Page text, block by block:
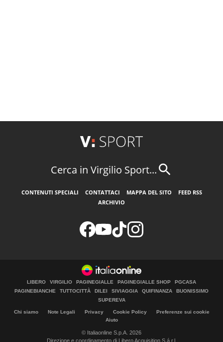
Cerca in Virgilio Sport...
CONTENUTI SPECIALI CONTATTACI MAPPA DEL SITO
FEED RSS
ARCHIVIO
LIBERO VIRGILIO PAGINEGIALLE PAGINEGIALLE SHOP
PGCASA
PAGINEBIANCHE
TUTTOCITTÀ DILEI SIVIAGGIA QUIFINANZA
BUONISSIMO
SUPEREVA
Chi siamo Note Legali Privacy Cookie Policy
Preferenze sui cookie
Aiuto
© Italiaonline S.p.A. 2026
Direzione e coordinamento di Libero Acquisition S.á r.l.